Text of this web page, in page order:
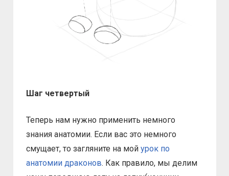
Шаг четвертый
Теперь нам нужно применить немного
знания анатомии. Если вас это немного
смущает, то загляните на мой урок по
анатомии драконов. Как правило, мы делим